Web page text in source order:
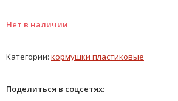
Нет в наличии
Категории: кормушки пластиковые
Поделиться в соцсетях: